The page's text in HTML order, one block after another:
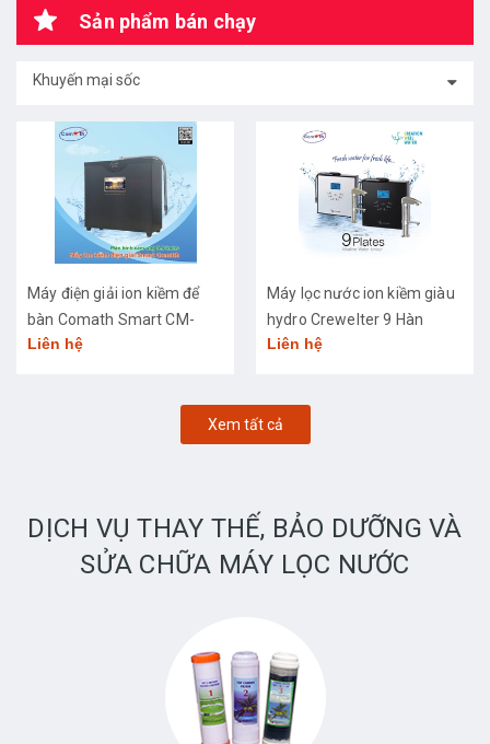
Sản phẩm bán chạy
Khuyến mại sốc
Máy điện giải ion kiềm để
bàn Comath Smart CM-
3668
Liên hệ
Máy lọc nước ion kiềm giàu
hydro Crewelter 9 Hàn
Quốc
Liên hệ
Xem tất cả
DỊCH VỤ THAY THẾ, BẢO DƯỠNG VÀ
SỬA CHỮA MÁY LỌC NƯỚC